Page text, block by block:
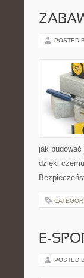
POSTED
jak
dzięki
E-
POSTED